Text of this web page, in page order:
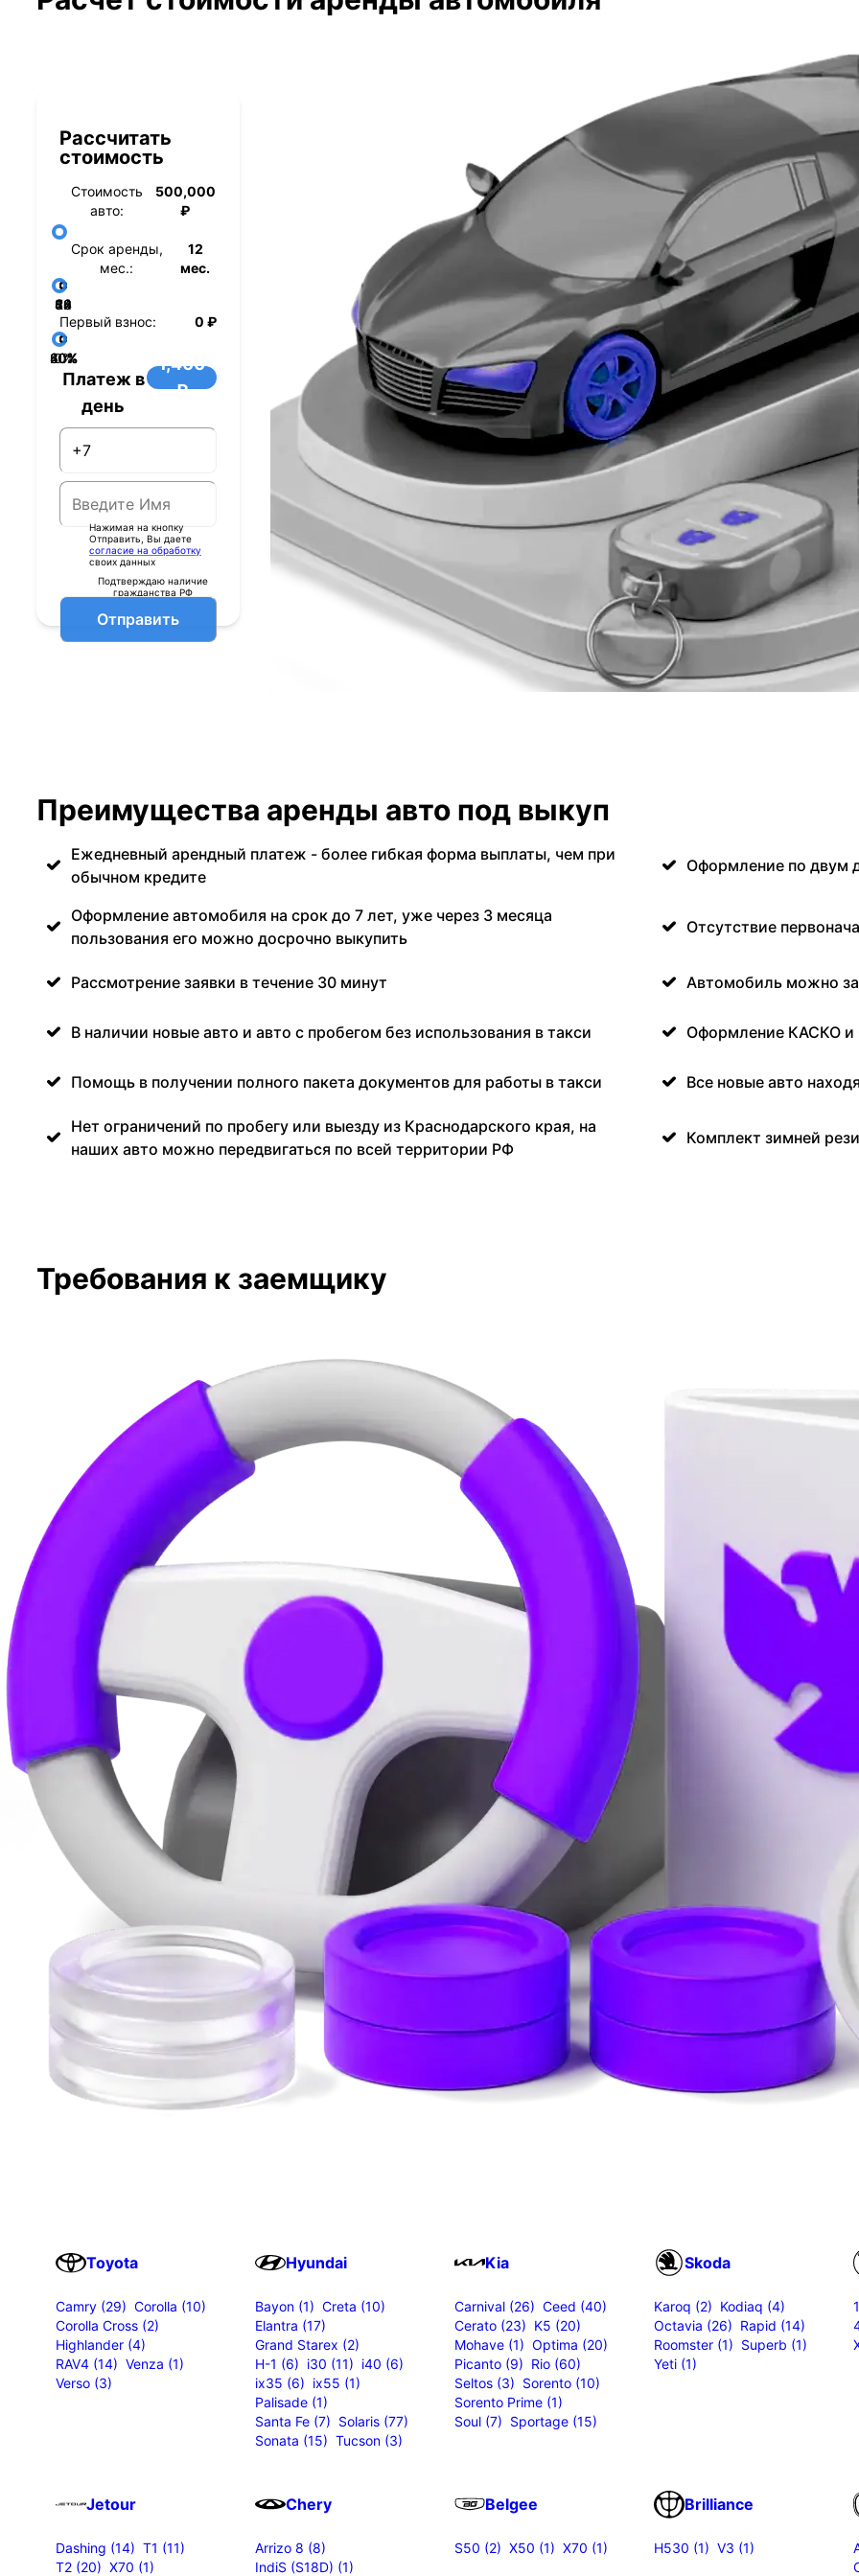
Рассчитать
стоимость
Стоимость
авто:
500,000
₽
Срок аренды,
мес.:
12
мес.
12
24
36
48
60
72
84
Первый взнос:
0 ₽
0%
20%
40%
60%
80%
Платеж в
день
1,400
₽
Нажимая на кнопку
Отправить, Вы даете
согласие на обработку
своих данных
Подтверждаю наличие
гражданства РФ
Отправить
Преимущества аренды авто под выкуп
Ежедневный арендный платеж - более гибкая форма выплаты, чем при
обычном кредите
Оформление по двум
Оформление автомобиля на срок до 7 лет, уже через 3 месяца
пользования его можно досрочно выкупить
Отсутствие
Рассмотрение заявки в течение 30 минут Автомобиль можно
В наличии новые авто и авто с пробегом без использования в такси Оформление КАСКО
Помощь в получении полного пакета документов для работы в такси Все новые авто
Нет ограничений по пробегу или выезду из Краснодарского края, на
наших авто можно передвигаться по всей территории РФ
Комплект зимней
Требования к заемщику
Toyota
Camry (29) Corolla (10)
Corolla Cross (2)
Highlander (4)
RAV4 (14) Venza (1)
Verso (3)
Hyundai
Bayon (1) Creta (10)
Elantra (17)
Grand Starex (2)
H-1 (6) i30 (11) i40 (6)
ix35 (6) ix55 (1)
Palisade (1)
Santa Fe (7) Solaris (77)
Sonata (15) Tucson (3)
Kia
Carnival (26) Ceed (40)
Cerato (23) K5 (20)
Mohave (1) Optima (20)
Picanto (9) Rio (60)
Seltos (3) Sorento (10)
Sorento Prime (1)
Soul (7) Sportage (15)
Skoda
Karoq (2) Kodiaq (4)
Octavia (26) Rapid (14)
Roomster (1) Superb (1)
Yeti (1)
Jetour
Dashing (14) T1 (11)
T2 (20) X70 (1)
Chery
Arrizo 8 (8)
IndiS (S18D) (1)
Belgee
S50 (2) X50 (1) X70 (1)
Brilliance
H530 (1) V3 (1)